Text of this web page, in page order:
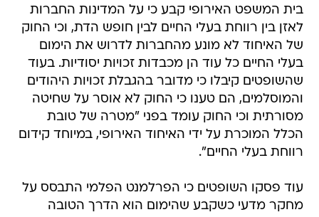
בית המשפט האירופי קבע כי על המדינות החברות
לאזן בין רווחת בעלי החיים לבין חופש הדת, וכי החוק
של האיחוד לא מונע מהחברות לדרוש את הימום
בעלי החיים כל עוד הן מכבדות זכויות יסודיות. בעוד
שהשופטים קיבלו כי מדובר בהגבלת זכויות היהודים
והמוסלמים, הם טענו כי החוק לא אוסר על שחיטה
מסורתית וכי החוק עומד בפני "מטרה של טובת
הכלל המוכרת על ידי האיחוד האירופי, במיוחד קידום
רווחת בעלי החיים".
עוד פסקו השופטים כי הפרלמנט הפלמי התבסס על
מחקר מדעי כשקבע שהימום הוא הדרך הטובה